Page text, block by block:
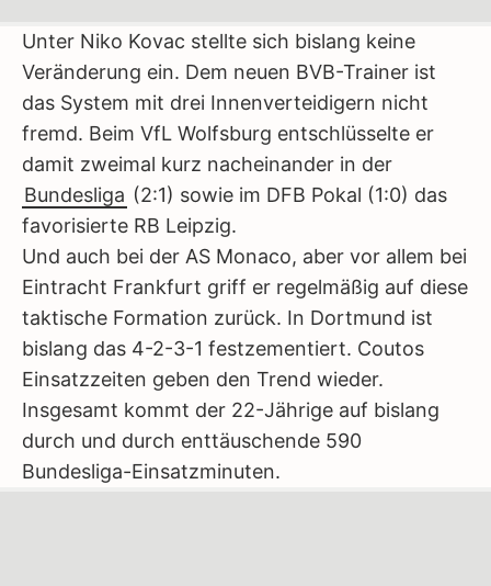
Unter Niko Kovac stellte sich bislang keine
Veränderung ein. Dem neuen BVB-Trainer ist
das System mit drei Innenverteidigern nicht
fremd. Beim VfL Wolfsburg entschlüsselte er
damit zweimal kurz nacheinander in der
Bundesliga (2:1) sowie im DFB Pokal (1:0) das
favorisierte RB Leipzig.
Und auch bei der AS Monaco, aber vor allem bei
Eintracht Frankfurt griff er regelmäßig auf diese
taktische Formation zurück. In Dortmund ist
bislang das 4-2-3-1 festzementiert. Coutos
Einsatzzeiten geben den Trend wieder.
Insgesamt kommt der 22-Jährige auf bislang
durch und durch enttäuschende 590
Bundesliga-Einsatzminuten.